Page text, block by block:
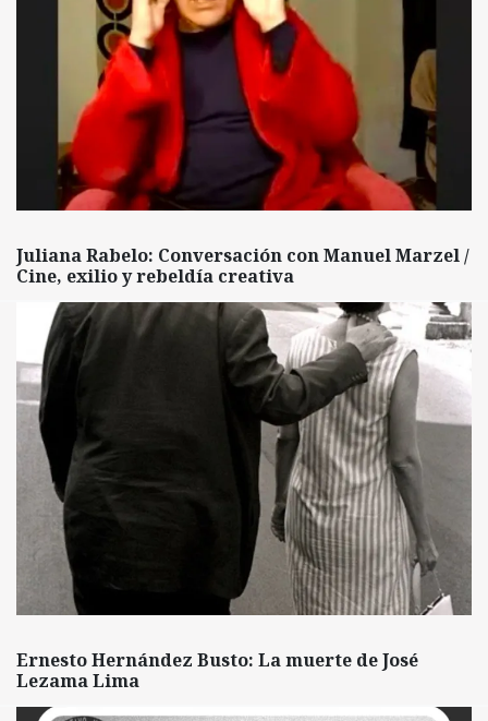
Juliana Rabelo: Conversación con Manuel Marzel /
Cine, exilio y rebeldía creativa
Ernesto Hernández Busto: La muerte de José
Lezama Lima